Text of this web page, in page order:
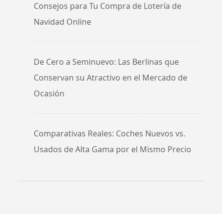
Consejos para Tu Compra de Lotería de
Navidad Online
De Cero a Seminuevo: Las Berlinas que
Conservan su Atractivo en el Mercado de
Ocasión
Comparativas Reales: Coches Nuevos vs.
Usados de Alta Gama por el Mismo Precio